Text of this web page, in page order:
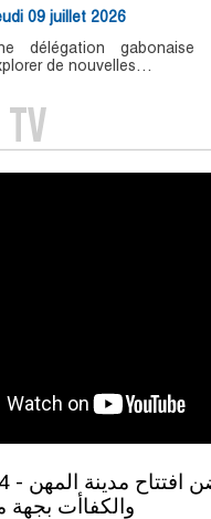
09 juillet 2026
délégation gabonaise
de nouvelles…
والكفاأت